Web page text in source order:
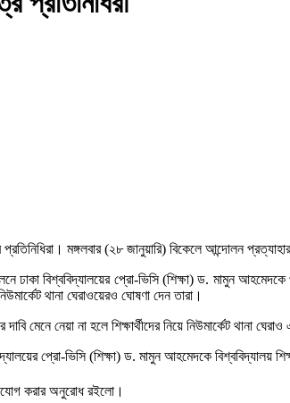
মঙ্গলবার (২৮ জানুয়ারি) বিকেলে আন্দোলন
ঢাকা বিশ্ববিদ্যালয়ের প্রো-ভিসি (শিক্ষা) ড. মামুন
থানা ঘেরাওয়েরও ঘোষণা দেন তারা।
মেনে নেয়া না হলে শিক্ষার্থীদের নিয়ে নিউমার্কেট থানা
প্রো-ভিসি (শিক্ষা) ড. মামুন আহমেদকে বিশ্ববিদ্যালয়
করার অনুরোধ রইলো।